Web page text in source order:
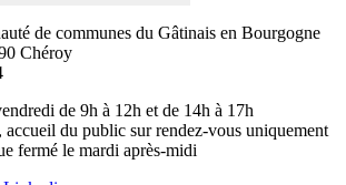
de communes du Gâtinais en Bourgogne
Chéroy
de 9h à 12h et de 14h à 17h
du public sur rendez-vous uniquement
fermé le mardi après-midi